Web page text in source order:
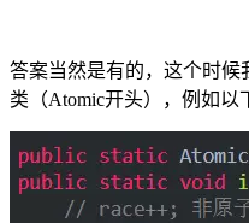
答案当然是有的，这个时候
类（Atomic开头），例如以